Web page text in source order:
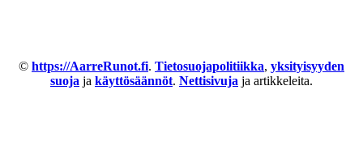
© https://AarreRunot.fi. Tietosuojapolitiikka, yksityisyyden
suoja ja käyttösäännöt. Nettisivuja ja artikkeleita.